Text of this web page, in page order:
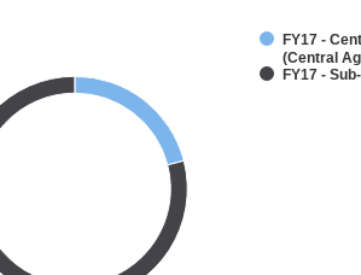
FY17 -
(Central
FY17 -